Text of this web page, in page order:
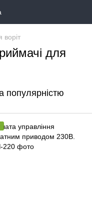
воріт
для
популярністю